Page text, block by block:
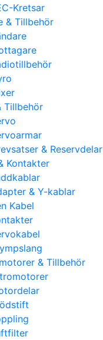
Kretsar
& Tillbehör
Tillbehör
& Reservdelar
Kontakter
& Y-kablar
Kabel
& Tillbehör